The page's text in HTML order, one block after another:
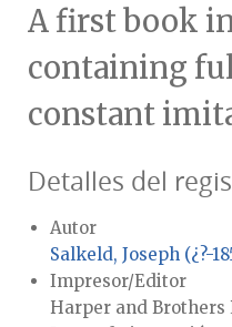
A first book
containing
constant
Detalles del
Autor
Salkeld, Joseph (¿?-
Impresor/Editor
Harper and Brothers